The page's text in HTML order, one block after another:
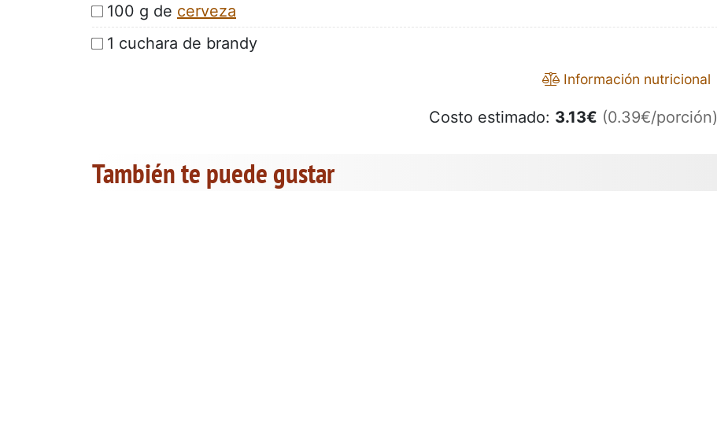
100 g de cerveza
1 cuchara de brandy
Información nutricional
Costo estimado: 3.13€ (0.39€/porción)
También te puede gustar